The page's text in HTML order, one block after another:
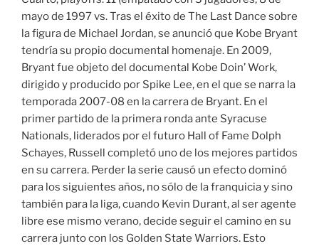
mayo de 1997 vs. Tras el éxito de The Last Dance sobre
la figura de Michael Jordan, se anunció que Kobe Bryant
tendría su propio documental homenaje. En 2009,
Bryant fue objeto del documental Kobe Doin’ Work,
dirigido y producido por Spike Lee, en el que se narra la
temporada 2007-08 en la carrera de Bryant. En el
primer partido de la primera ronda ante Syracuse
Nationals, liderados por el futuro Hall of Fame Dolph
Schayes, Russell completó uno de los mejores partidos
en su carrera. Perder la serie causó un efecto dominó
para los siguientes años, no sólo de la franquicia y sino
también para la liga, cuando Kevin Durant, al ser agente
libre ese mismo verano, decide seguir el camino en su
carrera junto con los Golden State Warriors. Esto